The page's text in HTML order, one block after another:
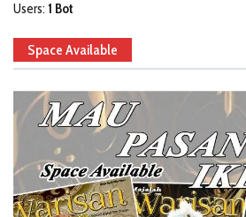
Users: 1 Bot
Space Available